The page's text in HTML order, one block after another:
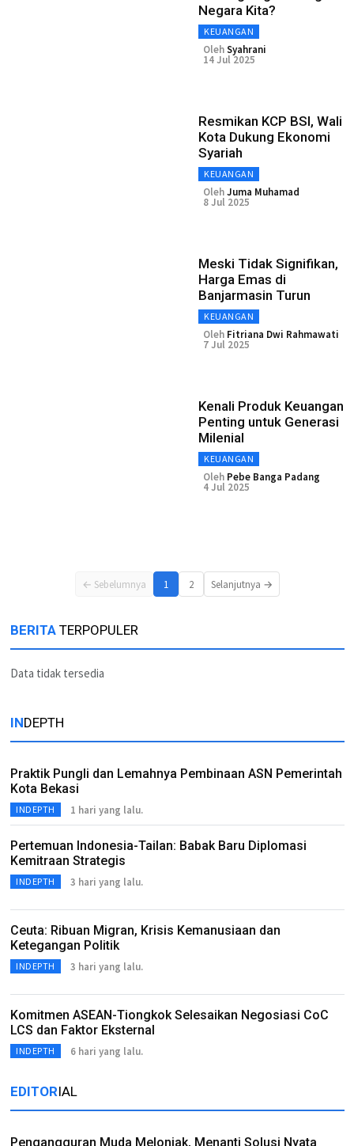
Negara Kita?
KEUANGAN
OlehSyahrani
14 Jul 2025
Resmikan KCP BSI, Wali
Kota Dukung Ekonomi
Syariah
KEUANGAN
OlehJuma Muhamad
8 Jul 2025
Meski Tidak Signifikan,
Harga Emas di
Banjarmasin Turun
KEUANGAN
Oleh Fitriana Dwi Rahmawati
7 Jul 2025
Kenali Produk Keuangan
Penting untuk Generasi
Milenial
KEUANGAN
Oleh Pebe Banga Padang
4 Jul 2025
← Sebelumnya 1 2 Selanjutnya →
BERITA TERPOPULER
Data tidak tersedia
INDEPTH
Praktik Pungli dan Lemahnya Pembinaan ASN Pemerintah
Kota Bekasi
INDEPTH 1 hari yang lalu.
Pertemuan Indonesia-Tailan: Babak Baru Diplomasi
Kemitraan Strategis
INDEPTH 3 hari yang lalu.
Ceuta: Ribuan Migran, Krisis Kemanusiaan dan
Ketegangan Politik
INDEPTH 3 hari yang lalu.
Komitmen ASEAN-Tiongkok Selesaikan Negosiasi CoC
LCS dan Faktor Eksternal
INDEPTH 6 hari yang lalu.
EDITORIAL
Pengangguran Muda Melonjak, Menanti Solusi Nyata